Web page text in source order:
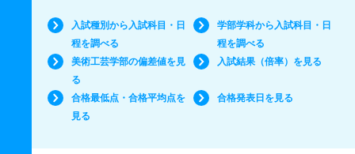
入試種別から入試科目・日
程を調べる
学部学科から入試科目・日
程を調べる
美術工芸学部の偏差値を見
る
入試結果（倍率）を見る
合格最低点・合格平均点を
見る
合格発表日を見る